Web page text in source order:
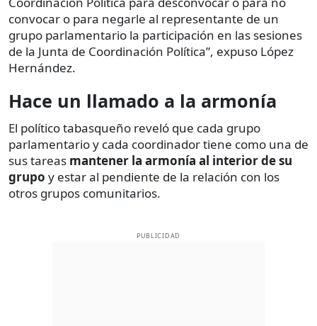
convocar o para negarle al representante de un
grupo parlamentario la participación en las sesiones
de la Junta de Coordinación Política”, expuso López
Hernández.
Hace un llamado a la armonía
El político tabasqueño reveló que cada grupo
parlamentario y cada coordinador tiene como una de
sus tareas mantener la armonía al interior de su
grupo y estar al pendiente de la relación con los
otros grupos comunitarios.
PUBLICIDAD